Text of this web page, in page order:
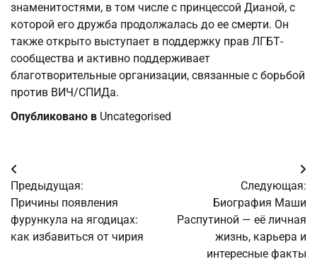
знаменитостями, в том числе с принцессой Дианой, с
которой его дружба продолжалась до ее смерти. Он
также открыто выступает в поддержку прав ЛГБТ-
сообщества и активно поддерживает
благотворительные организации, связанные с борьбой
против ВИЧ/СПИДа.
Опубликовано в Uncategorised
Навигация
по
записям
Предыдущая:
Причины появления
фурункула на ягодицах:
как избавиться от чирия
Следующая:
Биография Маши
Распутиной — её личная
жизнь, карьера и
интересные факты